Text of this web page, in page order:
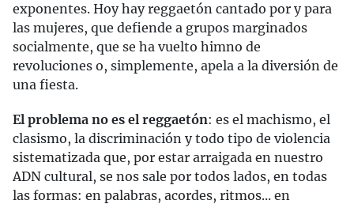
exponentes. Hoy hay reggaetón cantado por y para
las mujeres, que defiende a grupos marginados
socialmente, que se ha vuelto himno de
revoluciones o, simplemente, apela a la diversión de
una fiesta.
El problema no es el reggaetón: es el machismo, el
clasismo, la discriminación y todo tipo de violencia
sistematizada que, por estar arraigada en nuestro
ADN cultural, se nos sale por todos lados, en todas
las formas: en palabras, acordes, ritmos... en